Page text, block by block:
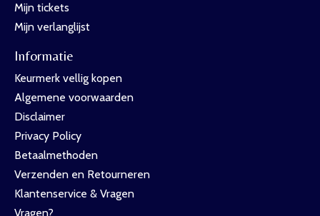
Mijn tickets
Mijn verlanglijst
Informatie
Keurmerk vellig kopen
Algemene voorwaarden
Disclaimer
Privacy Policy
Betaalmethoden
Verzenden en Retourneren
Klantenservice & Vragen
Vragen?